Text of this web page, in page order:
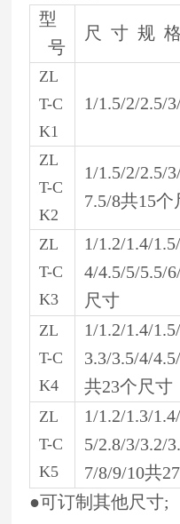
型
号
尺 寸 规 格
ZL
T-C
K1
1/1.5/2/2.5/
ZL
T-C
K2
1/1.5/2/2.5/
7.5/8共15个
ZL
T-C
K3
1/1.2/1.4/
4/4.5/5/5.5/
尺寸
ZL
T-C
K4
1/1.2/1.4/
3.3/3.5/4/
共23个尺寸
ZL
T-C
K5
1/1.2/1.3/
5/2.8/3/3.2/
7/8/9/10共
●可订制其他尺寸;